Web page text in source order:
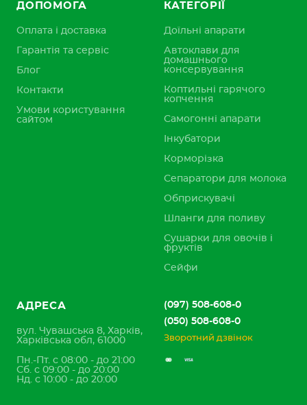
ДОПОМОГА
Оплата і доставка
Гарантія та сервіс
Блог
Контакти
Умови користування
сайтом
КАТЕГОРІЇ
Доїльні апарати
Автоклави для
домашнього
консервування
Коптильні гарячого
копчення
Самогонні апарати
Інкубатори
Корморізка
Сепаратори для молока
Обприскувачі
Шланги для поливу
Сушарки для овочів і
фруктів
Сейфи
АДРЕСА
вул. Чувашська 8, Харків,
Харківська обл, 61000
Пн.-Пт. с 08:00 - до 21:00
Сб. с 09:00 - до 20:00
Нд. с 10:00 - до 20:00
(097) 508-608-0
(050) 508-608-0
Зворотний дзвінок